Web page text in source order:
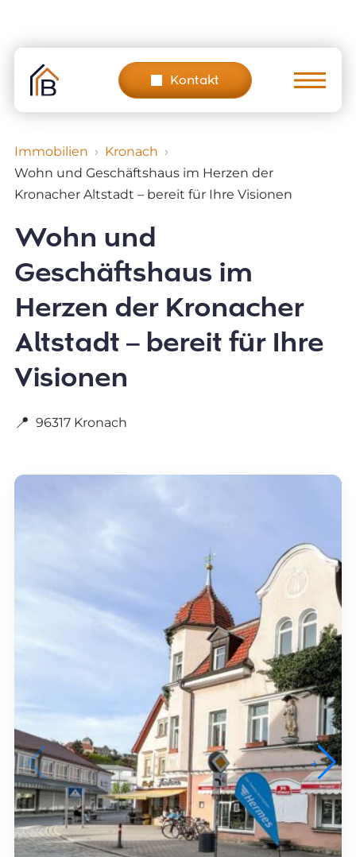
content
Kontakt
Immobilien
Kronach
Wohn und Geschäftshaus im Herzen der
Kronacher Altstadt – bereit für Ihre Visionen
Wohn und
Geschäftshaus im
Herzen der Kronacher
Altstadt – bereit für Ihre
Visionen
📍 96317 Kronach
→
←